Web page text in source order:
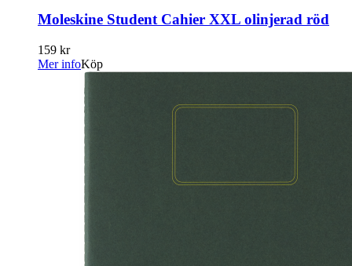
Moleskine Student Cahier XXL olinjerad röd
159 kr
Mer infoKöp